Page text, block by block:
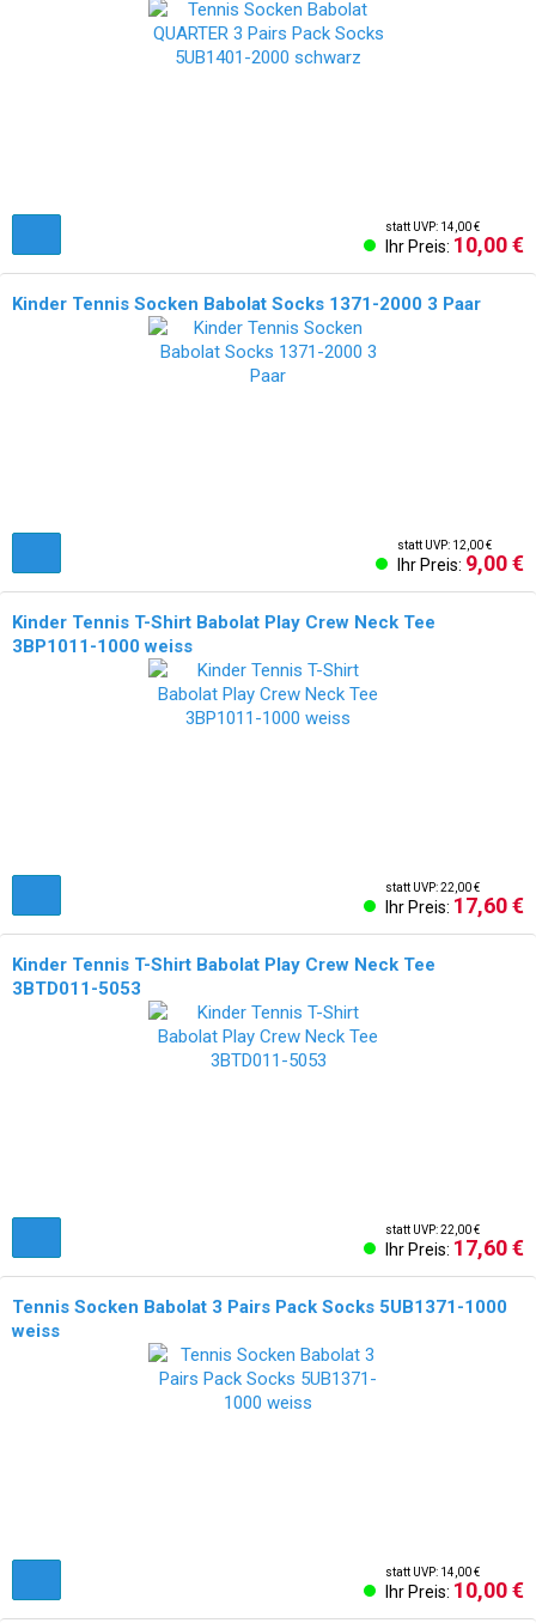
statt UVP: 14,00 €
Ihr Preis: 10,00 €
Kinder Tennis Socken Babolat Socks 1371-2000 3 Paar
statt UVP: 12,00 €
Ihr Preis: 9,00 €
Kinder Tennis T-Shirt Babolat Play Crew Neck Tee
3BP1011-1000 weiss
statt UVP: 22,00 €
Ihr Preis: 17,60 €
Kinder Tennis T-Shirt Babolat Play Crew Neck Tee
3BTD011-5053
statt UVP: 22,00 €
Ihr Preis: 17,60 €
Tennis Socken Babolat 3 Pairs Pack Socks 5UB1371-1000
weiss
statt UVP: 14,00 €
Ihr Preis: 10,00 €